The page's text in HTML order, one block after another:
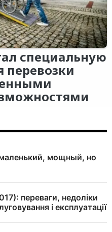
специальную
перевозки
мощный, но
переваги, недоліки
і експлуатації